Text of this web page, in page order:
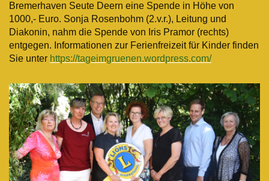
Bremerhaven Seute Deern eine Spende in Höhe von
1000,- Euro. Sonja Rosenbohm (2.v.r.), Leitung und
Diakonin, nahm die Spende von Iris Pramor (rechts)
entgegen. Informationen zur Ferienfreizeit für Kinder finden
Sie unter https://tageimgruenen.wordpress.com/